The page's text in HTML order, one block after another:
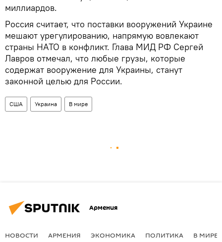
миллиардов.
Россия считает, что поставки вооружений Украине
мешают урегулированию, напрямую вовлекают
страны НАТО в конфликт. Глава МИД РФ Сергей
Лавров отмечал, что любые грузы, которые
содержат вооружение для Украины, станут
законной целью для России.
США Украина В мире
Армения
НОВОСТИ АРМЕНИЯ ЭКОНОМИКА ПОЛИТИКА В МИРЕ